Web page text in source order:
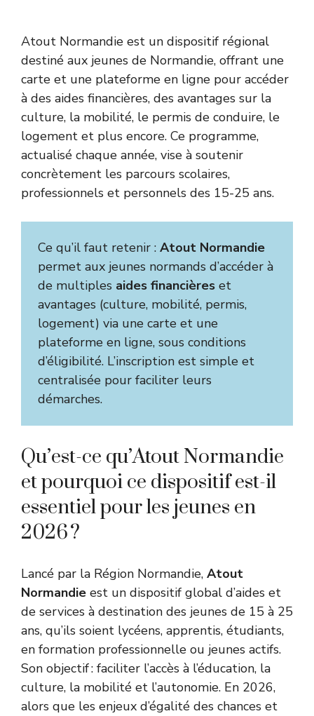
Atout Normandie est un dispositif régional
destiné aux jeunes de Normandie, offrant une
carte et une plateforme en ligne pour accéder
à des aides financières, des avantages sur la
culture, la mobilité, le permis de conduire, le
logement et plus encore. Ce programme,
actualisé chaque année, vise à soutenir
concrètement les parcours scolaires,
professionnels et personnels des 15-25 ans.
Ce qu’il faut retenir : Atout Normandie
permet aux jeunes normands d’accéder à
de multiples aides financières et
avantages (culture, mobilité, permis,
logement) via une carte et une
plateforme en ligne, sous conditions
d’éligibilité. L’inscription est simple et
centralisée pour faciliter leurs
démarches.
Qu’est-ce qu’Atout Normandie
et pourquoi ce dispositif est-il
essentiel pour les jeunes en
2026 ?
Lancé par la Région Normandie, Atout
Normandie est un dispositif global d’aides et
de services à destination des jeunes de 15 à 25
ans, qu’ils soient lycéens, apprentis, étudiants,
en formation professionnelle ou jeunes actifs.
Son objectif : faciliter l’accès à l’éducation, la
culture, la mobilité et l’autonomie. En 2026,
alors que les enjeux d’égalité des chances et